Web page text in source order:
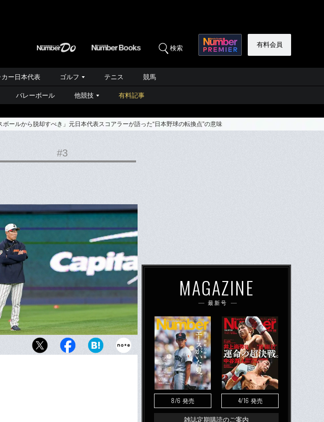
検索 有料会員
カー日本代表 ゴルフ テニス 競馬
バレーボール 他競技 有料記事
ールから脱却すべき」元日本代表スコアラーが語った“日本野球の転換点”の意味
#3
勝で敗れた侍ジャパンの井端弘和監督。“井端
MAGAZINE
最新号
8/6 発売 4/16 発売
雑誌定期購読のご案内